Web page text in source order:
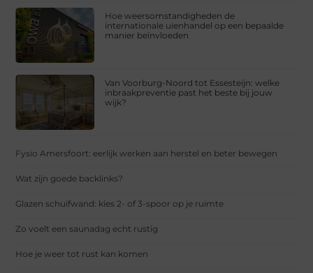
Hoe weersomstandigheden de
internationale uienhandel op een bepaalde
manier beïnvloeden
Van Voorburg-Noord tot Essesteijn: welke
inbraakpreventie past het beste bij jouw
wijk?
Fysio Amersfoort: eerlijk werken aan herstel en beter bewegen
Wat zijn goede backlinks?
Glazen schuifwand: kies 2- of 3-spoor op je ruimte
Zo voelt een saunadag echt rustig
Hoe je weer tot rust kan komen